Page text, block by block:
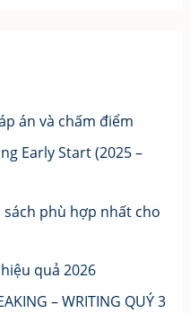
án và chấm điểm
Early Start (2025 –
sách phù hợp nhất cho
quả 2026
– WRITING QUÝ 3